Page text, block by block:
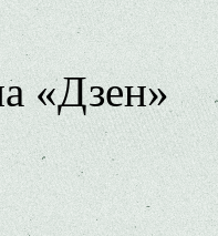
«Дзен»